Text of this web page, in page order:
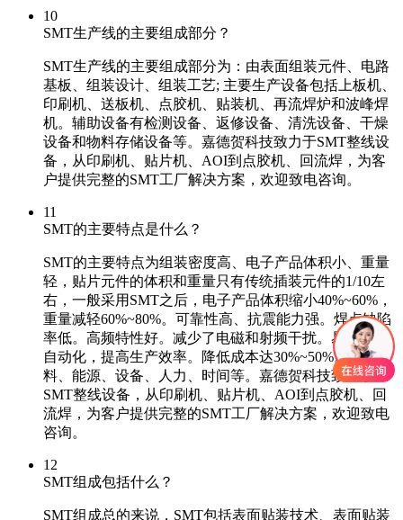
10
SMT生产线的主要组成部分？
SMT生产线的主要组成部分为：由表面组装元件、电路
基板、组装设计、组装工艺; 主要生产设备包括上板机、
印刷机、送板机、点胶机、贴装机、再流焊炉和波峰焊
机。辅助设备有检测设备、返修设备、清洗设备、干燥
设备和物料存储设备等。嘉德贺科技致力于SMT整线设
备，从印刷机、贴片机、AOI到点胶机、回流焊，为客
户提供完整的SMT工厂解决方案，欢迎致电咨询。
11
SMT的主要特点是什么？
SMT的主要特点为组装密度高、电子产品体积小、重量
轻，贴片元件的体积和重量只有传统插装元件的1/10左
右，一般采用SMT之后，电子产品体积缩小40%~60%，
重量减轻60%~80%。可靠性高、抗震能力强。焊点缺陷
率低。高频特性好。减少了电磁和射频干扰。易于实现
自动化，提高生产效率。降低成本达30%~50%。节省材
料、能源、设备、人力、时间等。嘉德贺科技致力于
SMT整线设备，从印刷机、贴片机、AOI到点胶机、回
流焊，为客户提供完整的SMT工厂解决方案，欢迎致电
咨询。
12
SMT组成包括什么？
SMT组成总的来说，SMT包括表面贴装技术、表面贴装